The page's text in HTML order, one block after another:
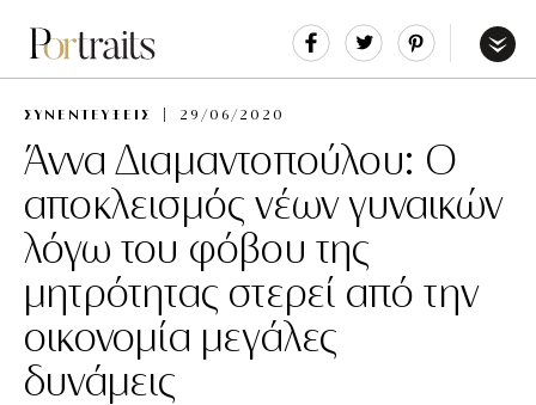
Share Tweet
ΣΥΝΕΝΤΕΥΞΕΙΣ 29/06/2020
Άννα Διαμαντοπούλου: Ο
αποκλεισμός νέων γυναικών
λόγω του φόβου της
μητρότητας στερεί από την
οικονομία μεγάλες
δυνάμεις